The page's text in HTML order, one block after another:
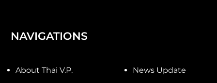
NAVIGATIONS
About Thai V.P. News Update